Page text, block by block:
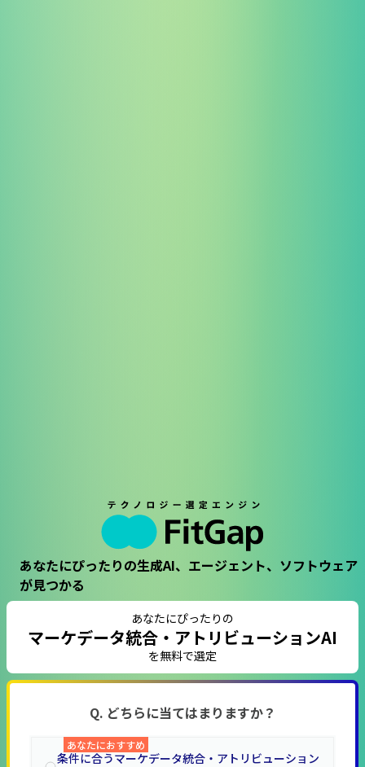
あなたにぴったりの生成AI、エージェント、ソフトウェア
が見つかる
あなたにぴったりの
マーケデータ統合・アトリビューションAI
を無料で選定
Q. どちらに当てはまりますか？
条件に合うマーケデータ統合・アトリビューション
あなたにおすすめ